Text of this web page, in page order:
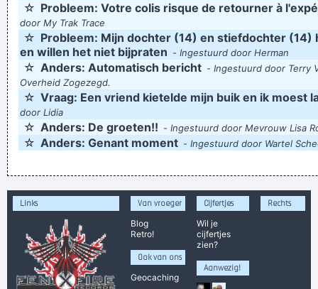
☆ Probleem: Votre colis risque de retourner à
door My Trak Trace
☆ Probleem: Mijn dochter (14) en stiefdochter (14)
en willen het niet bijpraten - Ingestuurd door Herman
☆ Anders: Automatisch bericht - Ingestuurd door Terry
Overheid Zogezegd.
☆ Vraag: Een vriend kietelde mijn buik en ik moest
door Lidia
☆ Anders: De groeten!! - Ingestuurd door Mevrouw Lisa
☆ Anders: Genant moment - Ingestuurd door Wartel
Links
Van vroeger
Blog
Retro!
Ook van ons
Geocaching
Cijfertjes
Wil je
cijfertjes
zien?
Aanwezig!
Rechts